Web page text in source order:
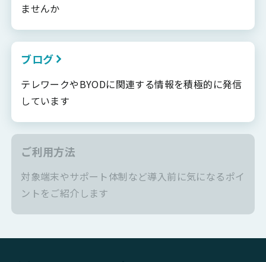
ませんか
ブログ
テレワークやBYODに関連する情報を積極的に発信
しています
ご利用方法
対象端末やサポート体制など導入前に気になるポイ
ントをご紹介します